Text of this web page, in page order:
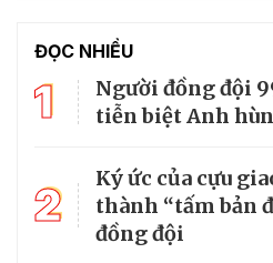
ĐỌC NHIỀU
1
Người đồng đội
tiễn biệt Anh
2
Ký ức của cựu
thành “tấm bản
đồng đội